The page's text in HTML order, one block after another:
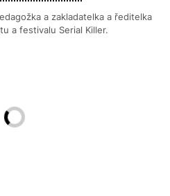
a zakladatelka a ředitelka
a festivalu Serial Killer.